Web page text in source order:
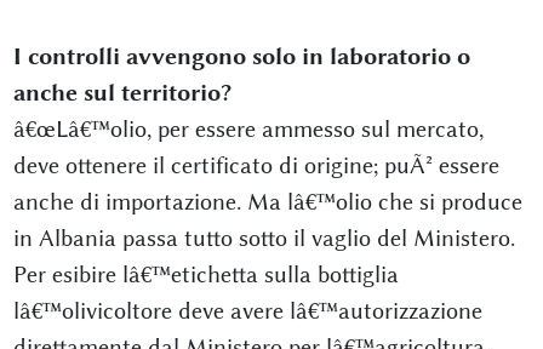
I controlli avvengono solo in laboratorio o
anche sul territorio?
â€œLâ€™olio, per essere ammesso sul mercato,
deve ottenere il certificato di origine; puÃ² essere
anche di importazione. Ma lâ€™olio che si produce
in Albania passa tutto sotto il vaglio del Ministero.
Per esibire lâ€™etichetta sulla bottiglia
lâ€™olivicoltore deve avere lâ€™autorizzazione